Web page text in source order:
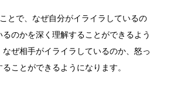
とで、なぜ自分がイライラしているの
のかを深く理解することができるよう
ぜ相手がイライラしているのか、怒っ
ことができるようになります。